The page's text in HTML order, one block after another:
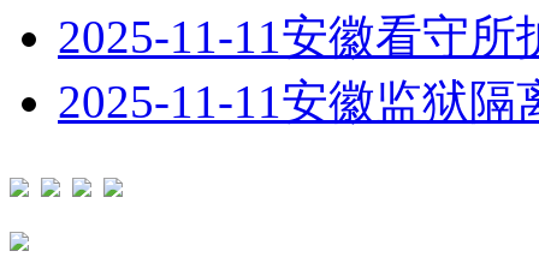
2025-11-11安徽看守所
2025-11-11安徽监狱隔